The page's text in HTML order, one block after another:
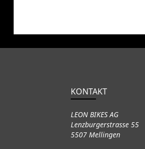
KONTAKT
LEON BIKES AG
Lenzburgerstrasse 55
5507 Mellingen